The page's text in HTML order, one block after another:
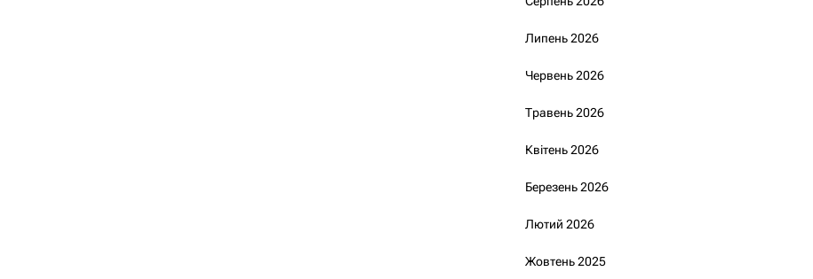
Липень 2026
Червень 2026
Травень 2026
Квітень 2026
Березень 2026
Лютий 2026
Жовтень 2025